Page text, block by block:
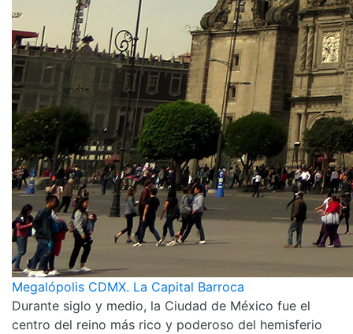
Megalópolis CDMX. La Capital Barroca
Durante siglo y medio, la Ciudad de México fue el
centro del reino más rico y poderoso del hemisferio